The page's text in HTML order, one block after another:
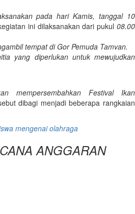
pada hari Kamis, tanggal 10
ini dilaksanakan dari pukul08.00
tempat di Gor Pemuda Tamvan.
yang diperlukan untuk mewujudkan
mempersembahkan Festival Ikan
dibagi menjadi beberapa rangkaian
mengenai olahraga
ANGGARAN